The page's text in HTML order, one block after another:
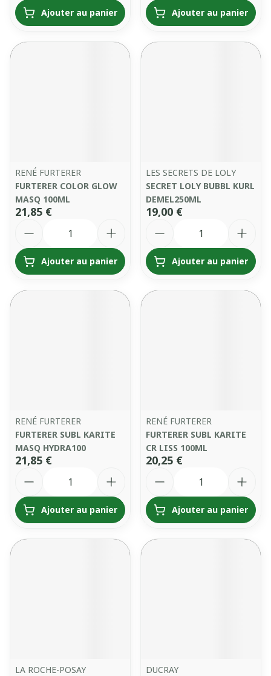
Ajouter au panier Ajouter au panier
RENÉ FURTERER
FURTERER COLOR GLOW
MASQ 100ML
21,85 €
Ajouter au panier
LES SECRETS DE LOLY
SECRET LOLY BUBBL KURL
DEMEL250ML
19,00 €
Ajouter au panier
RENÉ FURTERER
FURTERER SUBL KARITE
MASQ HYDRA100
21,85 €
Ajouter au panier
RENÉ FURTERER
FURTERER SUBL KARITE
CR LISS 100ML
20,25 €
Ajouter au panier
LA ROCHE-POSAY
DUCRAY